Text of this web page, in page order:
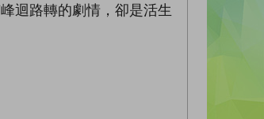
迴路轉的劇情，卻是活生